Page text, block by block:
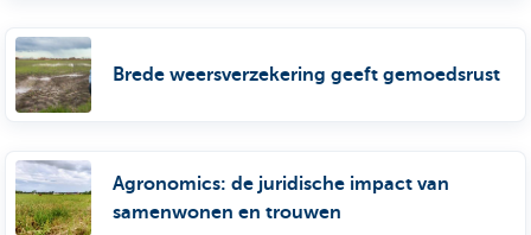
Brede weersverzekering geeft gemoedsrust
Agronomics: de juridische impact van
samenwonen en trouwen